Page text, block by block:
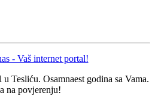
Tesliću. Osamnaest godina sa Vama.
na povjerenju!